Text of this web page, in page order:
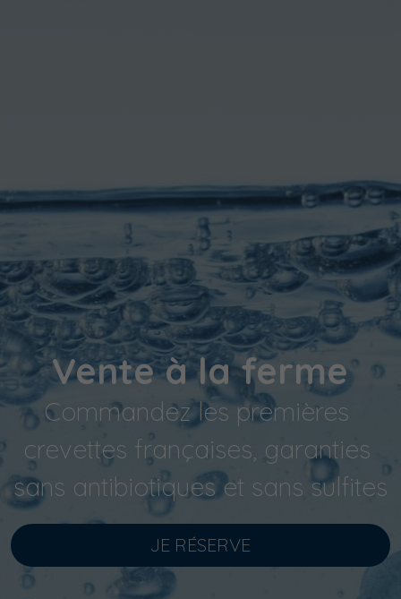
Vente à la ferme
Commandez les premières
crevettes françaises, garanties
sans antibiotiques et sans sulfites
JE RÉSERVE